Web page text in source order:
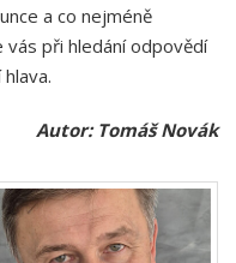
a co nejméně
vás při hledání odpovědí
Autor: Tomáš Novák